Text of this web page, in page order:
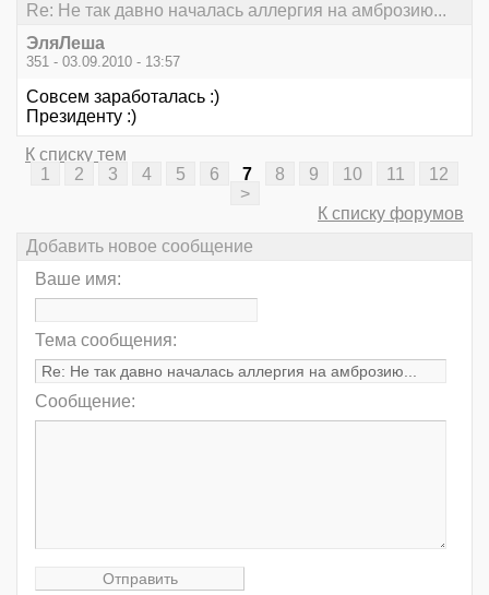
Re: Не так давно началась аллергия на амброзию...
ЭляЛеша
351 - 03.09.2010 - 13:57
Совсем заработалась :)
Президенту :)
К списку тем
1
2 3 4 5 6 7 8 9 10 11
12
>
К списку форумов
Добавить новое сообщение
Ваше имя:
Тема сообщения:
Сообщение: